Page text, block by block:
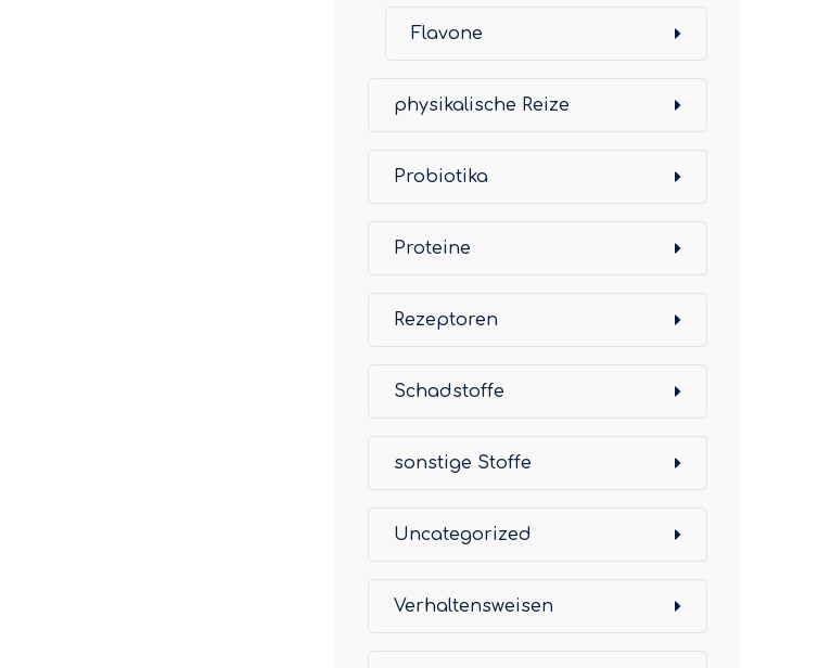
Flavone
physikalische Reize
Probiotika
Proteine
Rezeptoren
Schadstoffe
sonstige Stoffe
Uncategorized
Verhaltensweisen